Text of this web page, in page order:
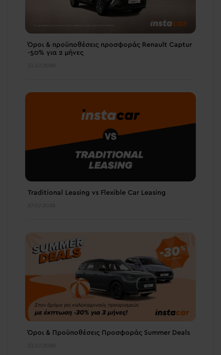
Όροι & προϋποθέσεις πρoσφοράς Renault Captur
-50% για 2 μήνες
31.07.2026
Traditional Leasing vs Flexible Car Leasing
27.07.2026
Όροι & Προϋποθέσεις Προσφοράς Summer Deals
23.07.2026